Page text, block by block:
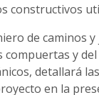
constructivos
de caminos
compuertas y
detallará
en la